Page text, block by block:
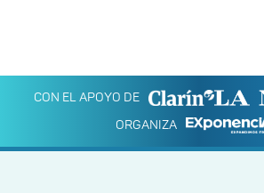
CON EL APOYO DE
ORGANIZA